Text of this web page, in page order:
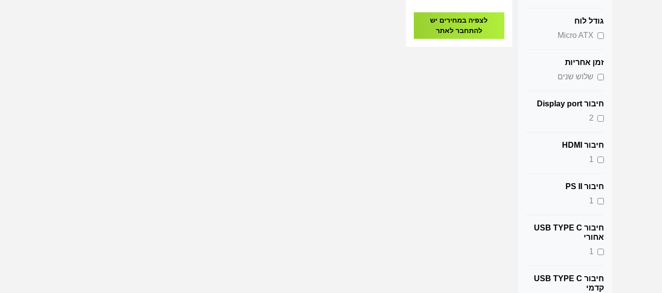
גודל לוח
Micro ATX
זמן אחריות
שלוש שנים
חיבור Display port
2
חיבור HDMI
1
חיבור PS II
1
חיבור USB TYPE C
אחורי
1
חיבור USB TYPE C
קדמי
לצפיה במחירים יש
להתחבר לאתר